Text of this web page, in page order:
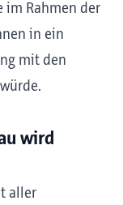
im Rahmen der
in ein
mit den
wird
aller